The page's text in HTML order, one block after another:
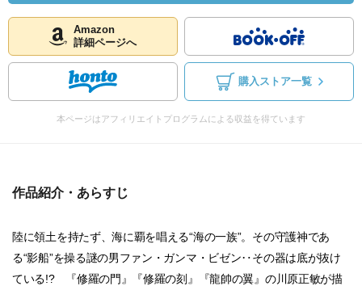
Amazon
詳細ページへ
購入ストア一覧
本ページはアフィリエイトプログラムによる収益を得ています
作品紹介・あらすじ
陸に領土を持たず、海に覇を唱える“海の一族”。その守護神であ
る“影船”を操る謎の男ファン・ガンマ・ビゼン‥その器は底が抜け
ている!? 『修羅の門』『修羅の刻』『龍帥の翼』の川原正敏が描